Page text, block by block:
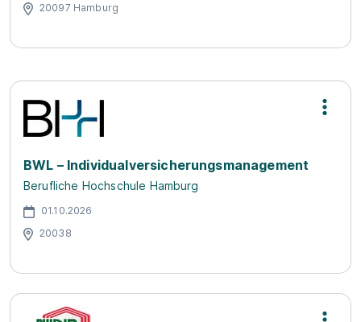
20097 Hamburg
BWL – Individualversicherungsmanagement
Berufliche Hochschule Hamburg
01.10.2026
20038